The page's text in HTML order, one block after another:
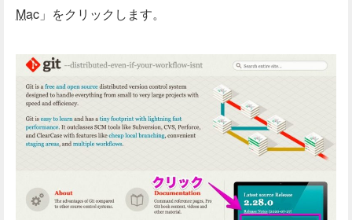
Mac 」をクリックします。